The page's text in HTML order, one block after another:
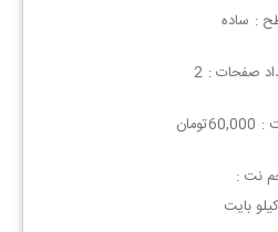
: ساده
صفحات : 2
:
60,000تومان
نت :